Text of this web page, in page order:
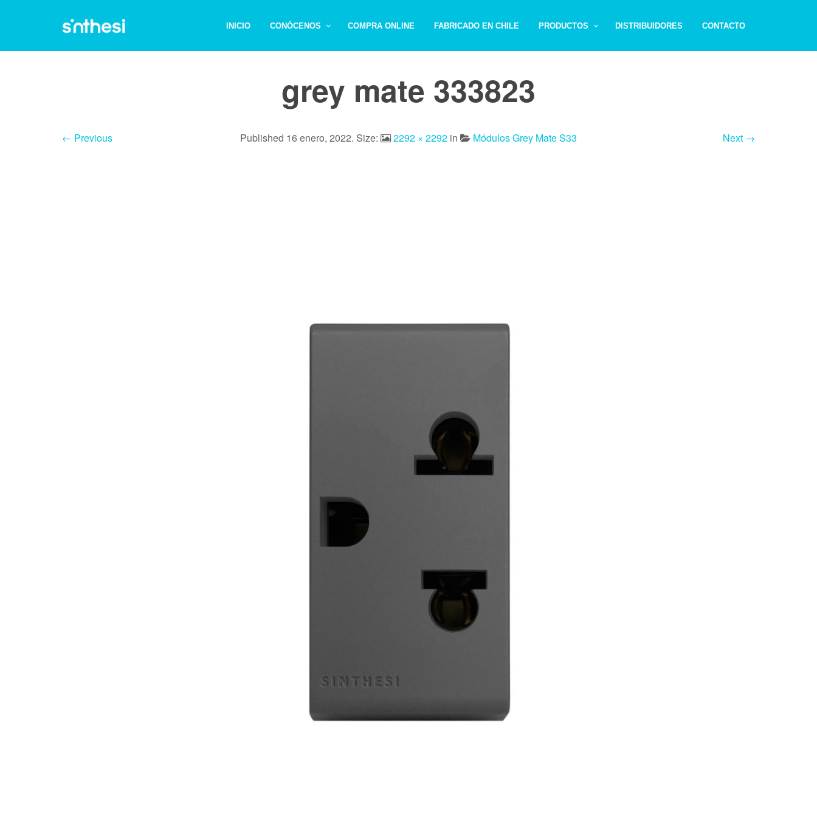
INICIO CONÓCENOS COMPRA ONLINE FABRICADO EN CHILE PRODUCTOS DISTRIBUIDORES CONTACTO
grey mate 333823
Published 16 enero, 2022. Size: 2292 × 2292 in Módulos Grey Mate S33
← Previous Next →